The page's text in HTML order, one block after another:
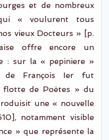
et de nombreux
« voulurent tous
vieux Docteurs » [p.
offre encore un
: sur la « pepiniere »
de François Ier fut
flotte de Poëtes » du
une « nouvelle
notamment visible
» que représente la